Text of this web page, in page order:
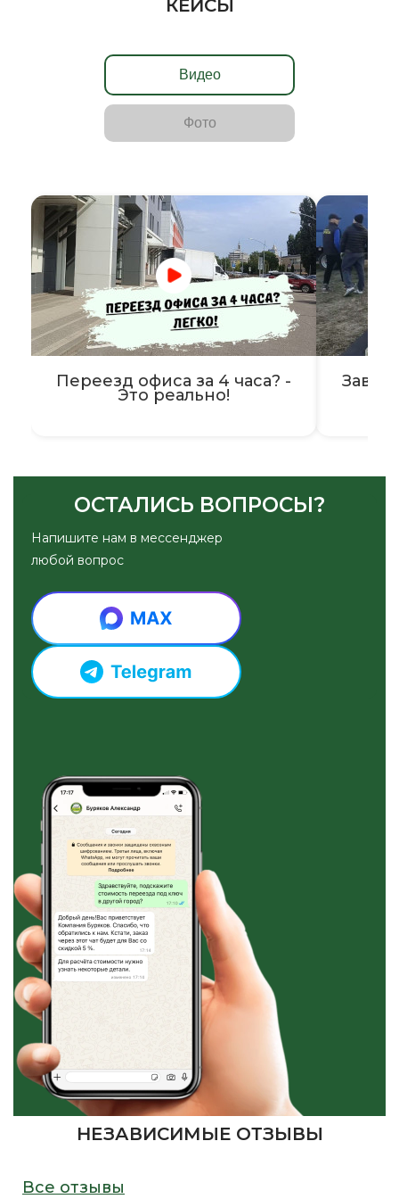
КЕЙСЫ
Видео
Фото
Переезд офиса за 4 часа? -
Это реально!
ОСТАЛИСЬ ВОПРОСЫ?
Напишите нам в мессенджер
любой вопрос
НЕЗАВИСИМЫЕ ОТЗЫВЫ
Все отзывы